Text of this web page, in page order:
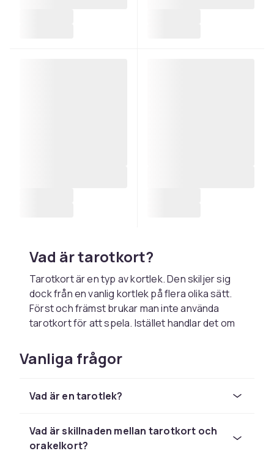
Vad är tarotkort?
Tarotkort är en typ av kortlek. Den skiljer sig
dock från en vanlig kortlek på flera olika sätt.
Först och främst brukar man inte använda
tarotkort för att spela. Istället handlar det om
Det kan vara något i det förflutna, i nutiden eller
i framtiden.
tarotkort för att få svar på olika frågor. Med
och din intuition. Korten kan därför vara ett
intressant alternativ oavsett om du bara vill
Vanliga frågor
Vad är en tarotlek?
Vad är skillnaden mellan tarotkort och
orakelkort?